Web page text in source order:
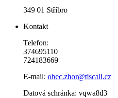
349 01 Stříbro
Kontakt
Telefon:
374695110
724183669
E-mail: obec.zhor@tiscali.cz
Datová schránka: vqwa8d3